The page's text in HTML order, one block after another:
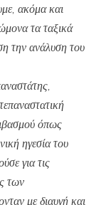
ακόμα και
τα ταξικά
την ανάλυση του
όπως
ηγεσία του
για τις
των
με διαυγή και